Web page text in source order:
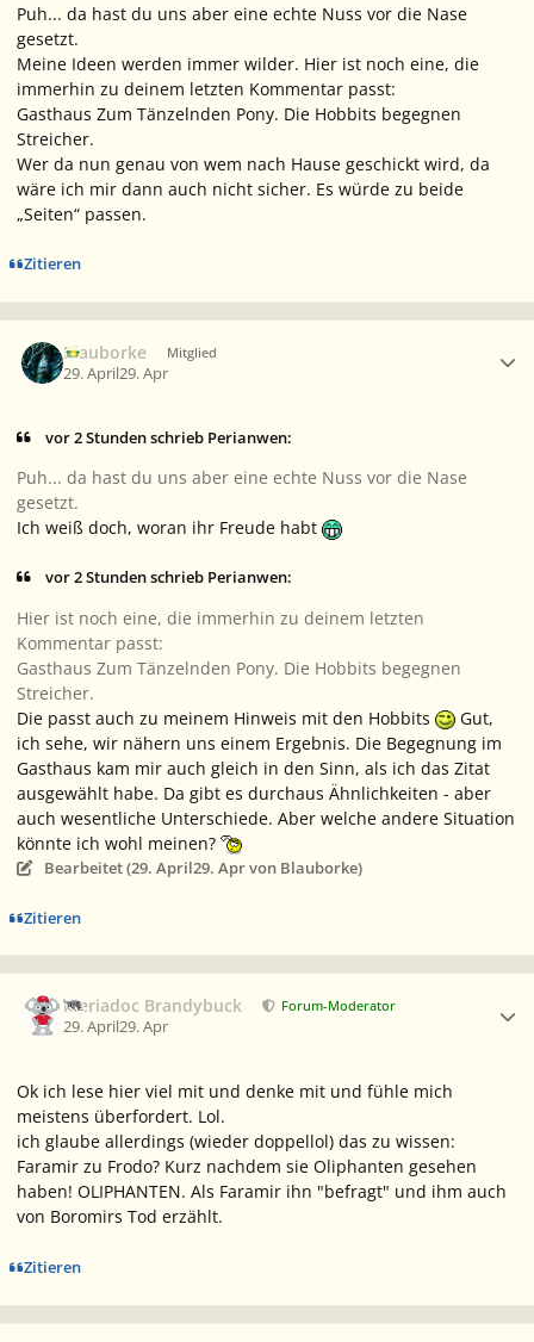
Puh... da hast du uns aber eine echte Nuss vor die Nase
gesetzt.
Meine Ideen werden immer wilder. Hier ist noch eine, die
immerhin zu deinem letzten Kommentar passt:
Gasthaus Zum Tänzelnden Pony. Die Hobbits begegnen
Streicher.
Wer da nun genau von wem nach Hause geschickt wird, da
wäre ich mir dann auch nicht sicher. Es würde zu beide
„Seiten“ passen.
Zitieren
Blauborke Mitglied
29. April29. Apr
vor 2 Stunden schrieb Perianwen:
Puh... da hast du uns aber eine echte Nuss vor die Nase
gesetzt.
Ich weiß doch, woran ihr Freude habt
vor 2 Stunden schrieb Perianwen:
Hier ist noch eine, die immerhin zu deinem letzten
Kommentar passt:
Gasthaus Zum Tänzelnden Pony. Die Hobbits begegnen
Streicher.
Die passt auch zu meinem Hinweis mit den Hobbits
Gut,
ich sehe, wir nähern uns einem Ergebnis. Die Begegnung im
Gasthaus kam mir auch gleich in den Sinn, als ich das Zitat
ausgewählt habe. Da gibt es durchaus Ähnlichkeiten - aber
auch wesentliche Unterschiede. Aber welche andere Situation
könnte ich wohl meinen?
Bearbeitet (29. April29. Aprvon Blauborke)
Zitieren
Meriadoc Brandybuck Forum-Moderator
29. April29. Apr
Ok ich lese hier viel mit und denke mit und fühle mich
meistens überfordert. Lol.
ich glaube allerdings (wieder doppellol) das zu wissen:
Faramir zu Frodo? Kurz nachdem sie Oliphanten gesehen
haben! OLIPHANTEN. Als Faramir ihn "befragt" und ihm auch
von Boromirs Tod erzählt.
Zitieren